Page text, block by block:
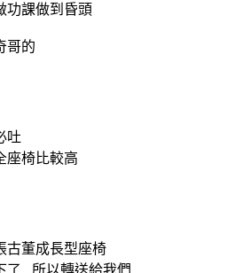
功課做到昏頭
哥的
吐
座椅比較高
古董成長型座椅
了 所以轉送給我們